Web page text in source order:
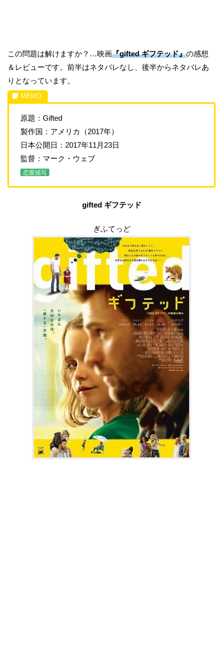
この問題は解けますか？…映画『gifted ギフテッド』の感想
＆レビューです。前半はネタバレなし、後半からネタバレあ
りとなっています。
原題：Gifted
製作国：アメリカ（2017年）
日本公開日：2017年11月23日
監督：マーク・ウェブ
恋愛描写
gifted ギフテッド
ぎふてっど